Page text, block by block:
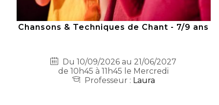
Chansons & Techniques de Chant - 7/9 ans
Du 10/09/2026 au 21/06/2027
de 10h45 à 11h45 le Mercredi
Professeur : Laura